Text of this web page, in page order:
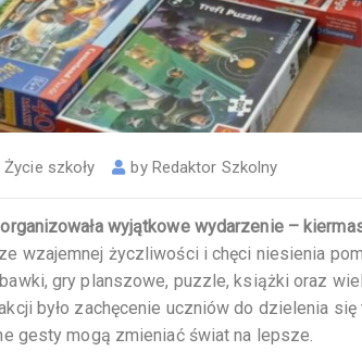
Życie szkoły by Redaktor Szkolny
wyjątkowe wydarzenie –
wzajemnej życzliwości i chęci niesienia
gry planszowe, puzzle, książki oraz
było zachęcenie uczniów do dzielenia
gesty mogą zmieniać świat na lepsze.